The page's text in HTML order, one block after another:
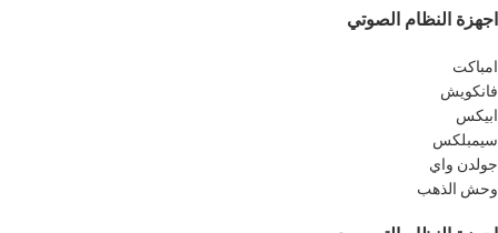
اجهزة النظام الصوتي
امباكت
فانكويش
ابيكس
سيمبلكس
جولدن واي
وحش الذهب